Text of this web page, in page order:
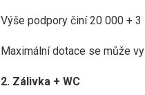
Výše podpory činí 20 000 + 3
Maximální dotace se může
2. Zálivka + WC